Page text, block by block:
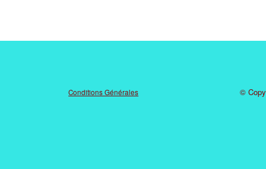
Conditions Générales ©